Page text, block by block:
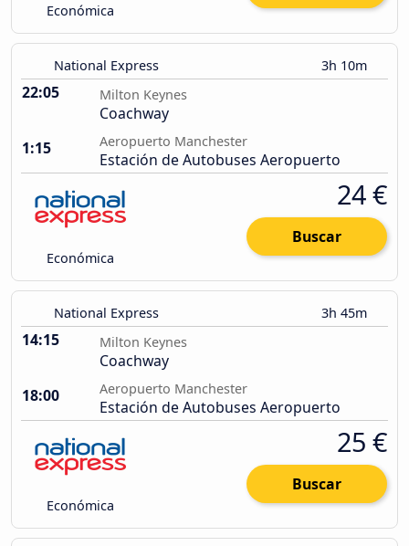
Económica
National Express 3h 10m
22:05 Milton Keynes
Coachway
1:15
Aeropuerto Manchester
Estación de Autobuses Aeropuerto
Económica
24 €
Buscar
National Express 3h 45m
14:15 Milton Keynes
Coachway
18:00
Aeropuerto Manchester
Estación de Autobuses Aeropuerto
Económica
25 €
Buscar